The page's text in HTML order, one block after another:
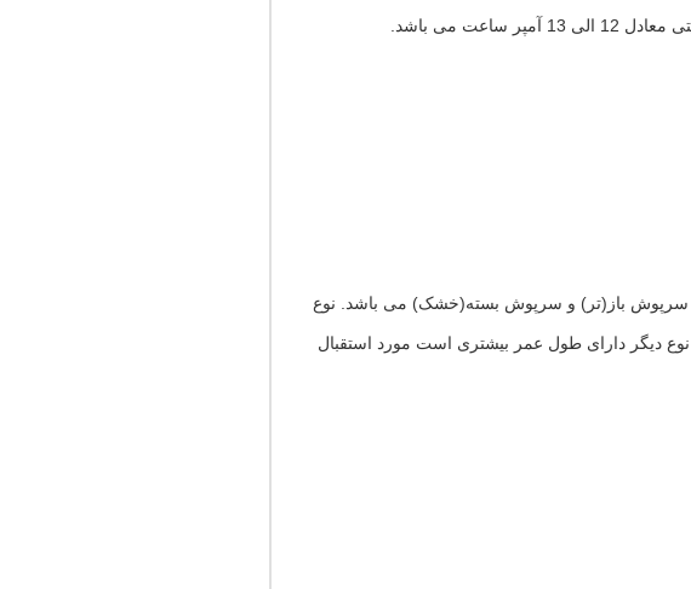
سرپوش باز(تر) و سرپوش بسته(خشک) می باشد. نوع
دیگر دارای طول عمر بیشتری است مورد استقبال